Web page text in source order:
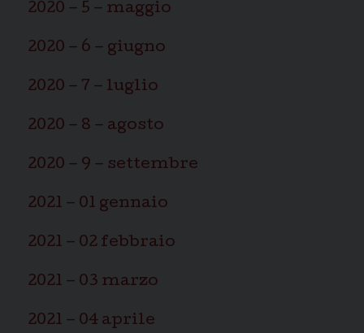
2020 – 5 – maggio
2020 – 6 – giugno
2020 – 7 – luglio
2020 – 8 – agosto
2020 – 9 – settembre
2021 – 01 gennaio
2021 – 02 febbraio
2021 – 03 marzo
2021 – 04 aprile